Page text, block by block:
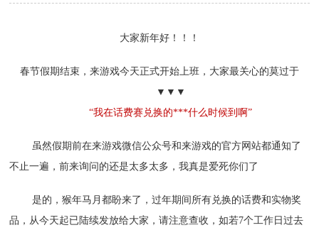
大家新年好！！！
春节假期结束，来游戏今天正式开始上班，大家最关心的莫过于
▼▼▼
“我在话费赛兑换的***什么时候到啊”
虽然假期前在来游戏微信公众号和来游戏的官方网站都通知了
不止一遍，前来询问的还是太多太多，我真是爱死你们了
是的，猴年马月都盼来了，过年期间所有兑换的话费和实物奖
品，从今天起已陆续发放给大家，请注意查收，如若7个工作日过去